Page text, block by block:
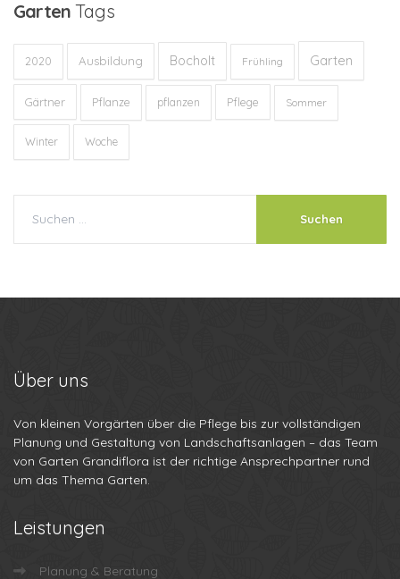
Garten Tags
2020 Ausbildung Bocholt Frühling Garten
Gärtner Pflanze pflanzen Pflege Sommer
Winter Woche
Über uns
Von kleinen Vorgärten über die Pflege bis zur vollständigen
Planung und Gestaltung von Landschaftsanlagen – das Team
von Garten Grandiflora ist der richtige Ansprechpartner rund
um das Thema Garten.
Leistungen
Planung & Beratung